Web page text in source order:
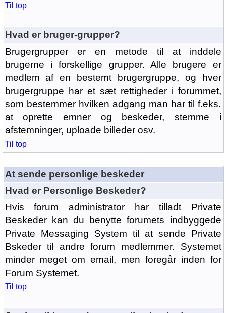
Til top
Hvad er bruger-grupper?
Brugergrupper er en metode til at inddele
brugerne i forskellige grupper. Alle brugere er
medlem af en bestemt brugergruppe, og hver
brugergruppe har et sæt rettigheder i forummet,
som bestemmer hvilken adgang man har til f.eks.
at oprette emner og beskeder, stemme i
afstemninger, uploade billeder osv.
Til top
At sende personlige beskeder
Hvad er Personlige Beskeder?
Hvis forum administrator har tilladt Private
Beskeder kan du benytte forumets indbyggede
Private Messaging System til at sende Private
Bskeder til andre forum medlemmer. Systemet
minder meget om email, men foregår inden for
Forum Systemet.
Til top